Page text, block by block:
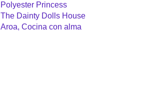
Polyester Princess
The Dainty Dolls House
Aroa, Cocina con alma